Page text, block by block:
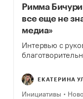
Римма
все еще не
медиа»
Интервью с
ЕКАТЕРИНА
Инициативы